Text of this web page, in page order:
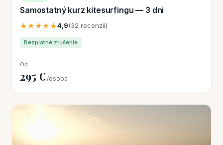
Samostatný kurz kitesurfingu — 3 dni
★★★★★4,9(32 recenzií)
Bezplatné zrušenie
Od
295 € /osoba